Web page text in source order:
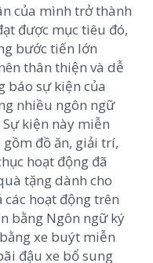
của mình trở thành
được mục tiêu đó,
bước tiến lớn
thân thiện và dễ
báo sự kiện của
nhiều ngôn ngữ
kiện này miễn
đồ ăn, giải trí,
hoạt động đã
tặng dành cho
các hoạt động trên
bằng Ngôn ngữ ký
xe buýt miễn
đậu xe bổ sung